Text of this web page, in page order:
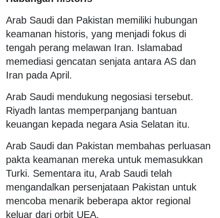
Arab Saudi dan Pakistan memiliki hubungan
keamanan historis, yang menjadi fokus di
tengah perang melawan Iran. Islamabad
memediasi gencatan senjata antara AS dan
Iran pada April.
Arab Saudi mendukung negosiasi tersebut.
Riyadh lantas memperpanjang bantuan
keuangan kepada negara Asia Selatan itu.
Arab Saudi dan Pakistan membahas perluasan
pakta keamanan mereka untuk memasukkan
Turki. Sementara itu, Arab Saudi telah
mengandalkan persenjataan Pakistan untuk
mencoba menarik beberapa aktor regional
keluar dari orbit UEA.